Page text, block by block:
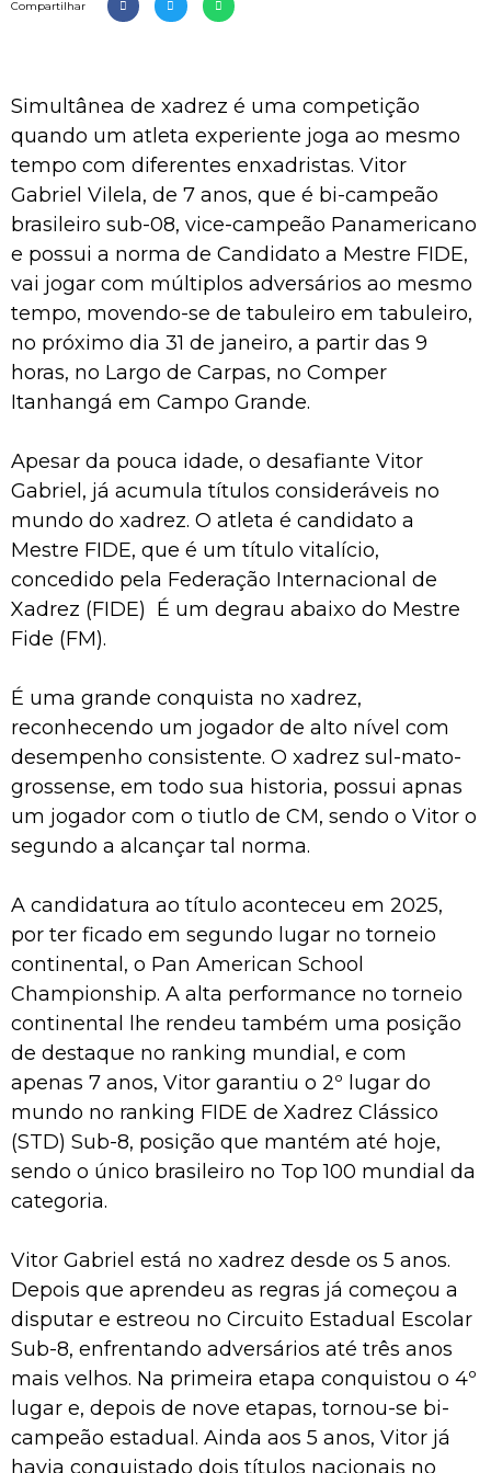
Compartilhar
Simultânea de xadrez é uma competição
quando um atleta experiente joga ao mesmo
tempo com diferentes enxadristas. Vitor
Gabriel Vilela, de 7 anos, que é bi-campeão
brasileiro sub-08, vice-campeão Panamericano
e possui a norma de Candidato a Mestre FIDE,
vai jogar com múltiplos adversários ao mesmo
tempo, movendo-se de tabuleiro em tabuleiro,
no próximo dia 31 de janeiro, a partir das 9
horas, no Largo de Carpas, no Comper
Itanhangá em Campo Grande.
Apesar da pouca idade, o desafiante Vitor
Gabriel, já acumula títulos consideráveis no
mundo do xadrez. O atleta é candidato a
Mestre FIDE, que é um título vitalício,
concedido pela Federação Internacional de
Xadrez (FIDE) É um degrau abaixo do Mestre
Fide (FM).
É uma grande conquista no xadrez,
reconhecendo um jogador de alto nível com
desempenho consistente. O xadrez sul-mato-
grossense, em todo sua historia, possui apnas
um jogador com o tiutlo de CM, sendo o Vitor o
segundo a alcançar tal norma.
A candidatura ao título aconteceu em 2025,
por ter ficado em segundo lugar no torneio
continental, o Pan American School
Championship. A alta performance no torneio
continental lhe rendeu também uma posição
de destaque no ranking mundial, e com
apenas 7 anos, Vitor garantiu o 2º lugar do
mundo no ranking FIDE de Xadrez Clássico
(STD) Sub-8, posição que mantém até hoje,
sendo o único brasileiro no Top 100 mundial da
categoria.
Vitor Gabriel está no xadrez desde os 5 anos.
Depois que aprendeu as regras já começou a
disputar e estreou no Circuito Estadual Escolar
Sub-8, enfrentando adversários até três anos
mais velhos. Na primeira etapa conquistou o 4º
lugar e, depois de nove etapas, tornou-se bi-
campeão estadual. Ainda aos 5 anos, Vitor já
havia conquistado dois títulos nacionais no